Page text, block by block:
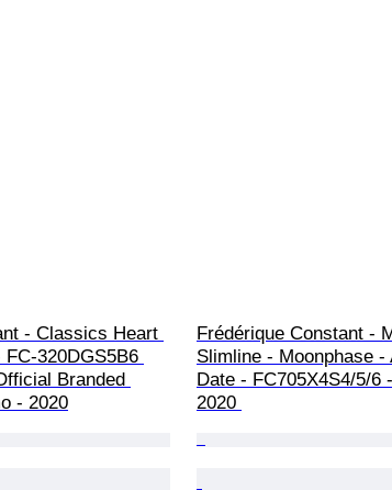
- Classics Heart
320DGS5B6
Branded
- 2020
Frédérique Constant -
Slimline - Moonphase -
Date - FC705X4S4/5/6
2020